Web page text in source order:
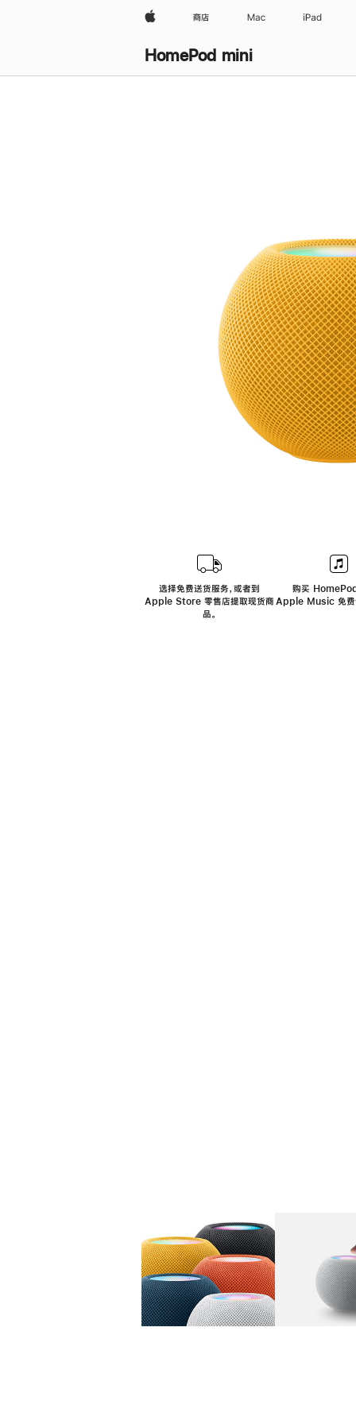
Apple 商店 Mac iPad
HomePod mini
选择免费送货服务，或者到
Apple Store 零售店提取现货商
品。
购买
Apple Music 免费
图库 图像 1